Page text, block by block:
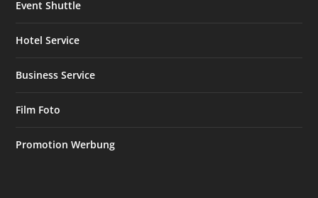
Event Shuttle
Hotel Service
Business Service
Film Foto
Promotion Werbung